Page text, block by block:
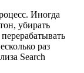
Иногда
убирать
раз
Search